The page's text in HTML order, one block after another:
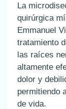
La
quirúrgica
Emmanuel
tratamiento
las raíces
altamente
dolor y
permitiendo
de vida.